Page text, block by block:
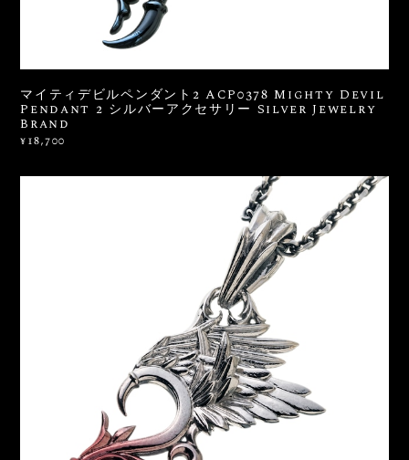
マイティデビルペンダント2 ACP0378 Mighty Devil
Pendant 2 シルバーアクセサリー Silver Jewelry
Brand
¥18,700